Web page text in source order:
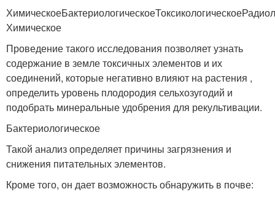
Химическое
Проведение такого исследования позволяет узнать
содержание в земле токсичных элементов и их
соединений, которые негативно влияют на растения ,
определить уровень плодородия сельхозугодий и
подобрать минеральные удобрения для рекультивации.
Бактериологическое
Такой анализ определяет причины загрязнения и
снижения питательных элементов.
Кроме того, он дает возможность обнаружить в почве: